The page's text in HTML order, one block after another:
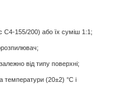
С4-155/200) або їх суміш 1:1;
від типу поверхні;
(20±2) °C і